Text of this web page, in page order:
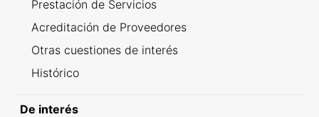
Prestación de Servicios
Acreditación de Proveedores
Otras cuestiones de interés
Histórico
De interés